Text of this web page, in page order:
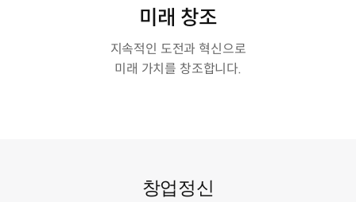
미래 창조
지속적인 도전과 혁신으로
미래 가치를 창조합니다.
창업정신